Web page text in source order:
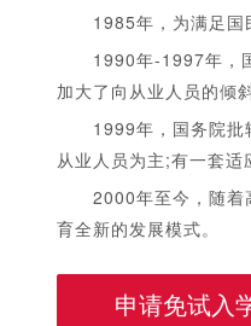
1985年，为满足国民
1990年-1997年，国
加大了向从业人员的倾
1999年，国务院批转
从业人员为主;有一套适
2000年至今，随着高
育全新的发展模式。
申请免试入